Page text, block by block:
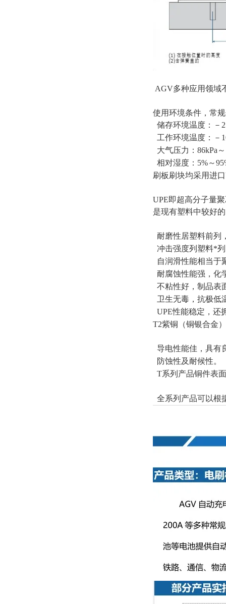
AGV多种应用领域
使用环境条件，常
储存环境温度：
工作环境温度：
大气压力：86kPa
相对湿度：5%～
刷板刷块均采用进
UPE即超高分子量
是现有塑料中较好
耐磨性居塑料前列
冲击强度列塑料*
自润滑性能相当于
耐腐蚀性能强，化
不粘性好，制品表
卫生无毒，抗极低
UPE性能稳定，还
T2紫铜（铜银合金
导电性能佳，具有
防蚀性及耐候性。
T系列产品铜件表
全系列产品可以根